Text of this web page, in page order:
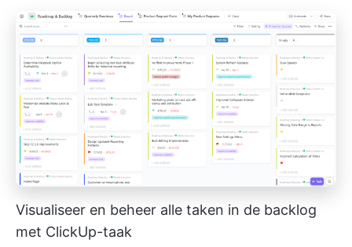
Visualiseer en beheer alle taken in de backlog
met ClickUp-taak